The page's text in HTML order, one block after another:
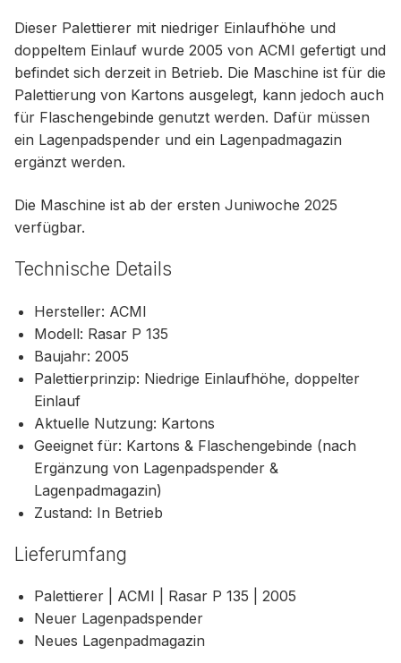
Dieser Palettierer mit niedriger Einlaufhöhe und
doppeltem Einlauf wurde 2005 von ACMI gefertigt und
befindet sich derzeit in Betrieb. Die Maschine ist für die
Palettierung von Kartons ausgelegt, kann jedoch auch
für Flaschengebinde genutzt werden. Dafür müssen
ein Lagenpadspender und ein Lagenpadmagazin
ergänzt werden.
Die Maschine ist ab der ersten Juniwoche 2025
verfügbar.
Technische Details
Hersteller: ACMI
Modell: Rasar P 135
Baujahr: 2005
Palettierprinzip: Niedrige Einlaufhöhe, doppelter
Einlauf
Aktuelle Nutzung: Kartons
Geeignet für: Kartons & Flaschengebinde (nach
Ergänzung von Lagenpadspender &
Lagenpadmagazin)
Zustand: In Betrieb
Lieferumfang
Palettierer | ACMI | Rasar P 135 | 2005
Neuer Lagenpadspender
Neues Lagenpadmagazin